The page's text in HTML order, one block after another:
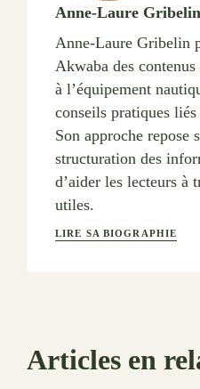
Anne-Laure Gribelin
Anne-Laure Gribelin
Akwaba des contenus
à l’équipement
conseils pratiques
Son approche repose
structuration des
d’aider les lecteurs à
utiles.
LIRE SA BIOGRAPHIE
Articles en